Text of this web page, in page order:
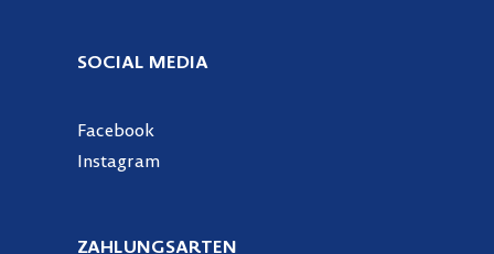
SOCIAL MEDIA
Facebook
Instagram
ZAHLUNGSARTEN